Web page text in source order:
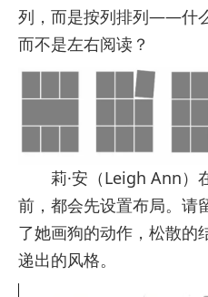
列，而是按列排列——什
而不是左右阅读？
莉·安（Leigh Ann）
前，都会先设置布局。请
了她画狗的动作，松散的
递出的风格。